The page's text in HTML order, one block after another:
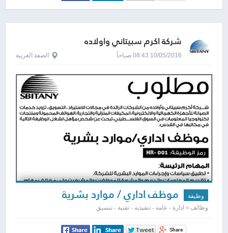
شركة اكرم سبيتاني واولاده
10/05/2016 08:43 صباحاً الضفة الغربية
وظيفة موظف اداري / موارد بشرية
وظائف » ادارة - عامه - تنفيذيه - تقنية - تنسيق